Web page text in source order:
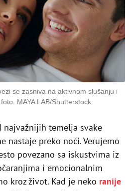
se zasniva na aktivnom slušanju i
foto: MAYA LAB/Shutterstock
najvažnijih temelja svake
nastaje preko noći. Verujemo
povezano sa iskustvima iz
i emocionalnim
kroz život. Kad je neko ranije